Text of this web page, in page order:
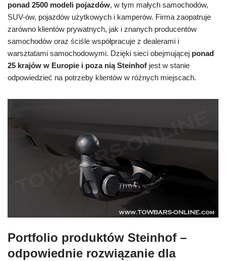
ponad 2500 modeli pojazdów, w tym małych samochodów,
SUV-ów, pojazdów użytkowych i kamperów. Firma zaopatruje
zarówno klientów prywatnych, jak i znanych producentów
samochodów oraz ściśle współpracuje z dealerami i
warsztatami samochodowymi. Dzięki sieci obejmującej ponad
25 krajów w Europie i poza nią Steinhof jest w stanie
odpowiedzieć na potrzeby klientów w różnych miejscach.
Portfolio produktów Steinhof –
odpowiednie rozwiązanie dla